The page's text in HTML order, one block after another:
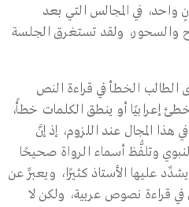
واحد، في المجالس التي بعد
والسحور، ولقد تستغرق الجلسة
الطالب الخطأ في قراءة النص
إعرابيًا أو ينطق الكلمات خطأً،
هذا المجال عند اللزوم، إذ إنَّ
وتلفُّظ أسماء الرواة صحيحًا
عليها الأستاذ كثيرًا، ويعبِّر عن
في قراءة نصوص عربية، ولكن لا